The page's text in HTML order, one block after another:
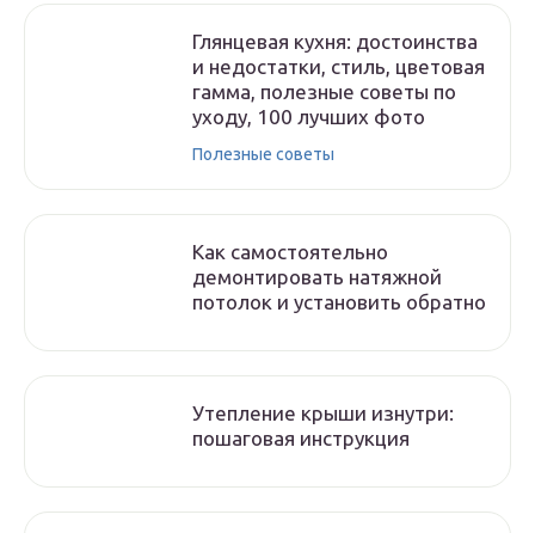
Глянцевая кухня: достоинства
и недостатки, стиль, цветовая
гамма, полезные советы по
уходу, 100 лучших фото
Полезные советы
Как самостоятельно
демонтировать натяжной
потолок и установить обратно
Утепление крыши изнутри:
пошаговая инструкция